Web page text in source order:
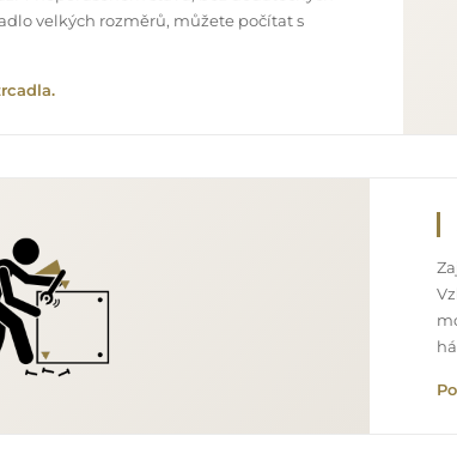
velkých rozměrů, můžete počítat s